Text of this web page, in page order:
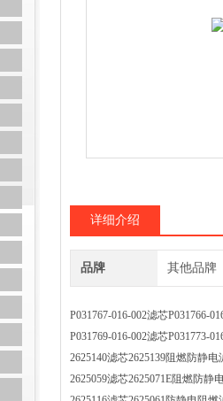
详细介绍
品牌 其他品牌
P031767-016-002滤芯P031766-
P031769-016-002滤芯P031773-
2625140滤芯2625139阻燃防静
2625059滤芯2625071E阻燃防静